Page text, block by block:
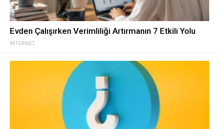
İNTERNET
Evden Çalışırken Verimliliği Artırmanın 7 Etkili Yolu